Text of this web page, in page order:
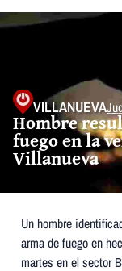
VILLANUEVA
Hombre
fuego en la
Villanueva
Un hombre
arma de fuego en
martes en el sector